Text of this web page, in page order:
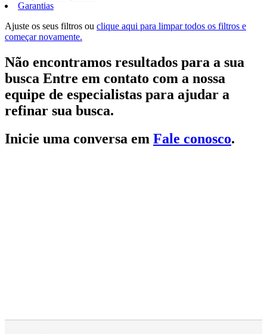
Garantias
Ajuste os seus filtros ou clique aqui para limpar todos os filtros e
começar novamente.
Não encontramos resultados para a sua
busca Entre em contato com a nossa
equipe de especialistas para ajudar a
refinar sua busca.
Inicie uma conversa em Fale conosco.